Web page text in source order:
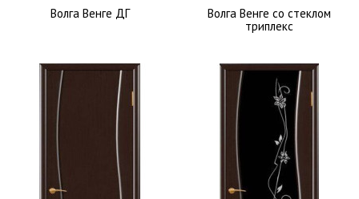
Волга Венге ДГ
Волга Венге со стеклом
триплекс